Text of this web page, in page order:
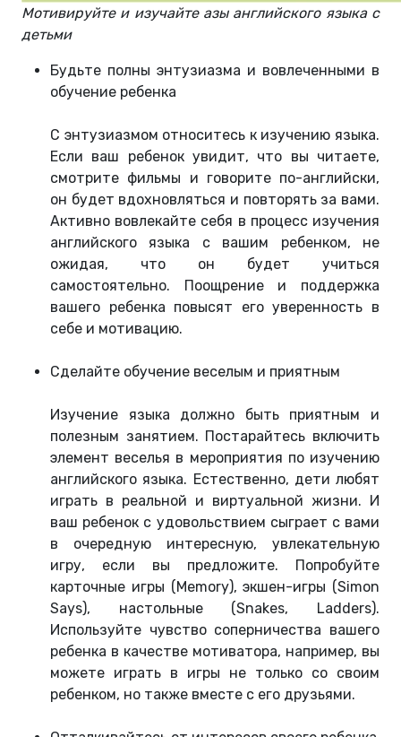
Мотивируйте и изучайте азы английского языка с
детьми
Будьте полны энтузиазма и вовлеченными в
обучение ребенка
С энтузиазмом относитесь к изучению языка.
Если ваш ребенок увидит, что вы читаете,
смотрите фильмы и говорите по-английски,
он будет вдохновляться и повторять за вами.
Активно вовлекайте себя в процесс изучения
английского языка с вашим ребенком, не
ожидая, что он будет учиться
самостоятельно. Поощрение и поддержка
вашего ребенка повысят его уверенность в
себе и мотивацию.
Сделайте обучение веселым и приятным
Изучение языка должно быть приятным и
полезным занятием. Постарайтесь включить
элемент веселья в мероприятия по изучению
английского языка. Естественно, дети любят
играть в реальной и виртуальной жизни. И
ваш ребенок с удовольствием сыграет с вами
в очередную интересную, увлекательную
игру, если вы предложите. Попробуйте
карточные игры (Memory), экшен-игры (Simon
Says), настольные (Snakes, Ladders).
Используйте чувство соперничества вашего
ребенка в качестве мотиватора, например, вы
можете играть в игры не только со своим
ребенком, но также вместе с его друзьями.